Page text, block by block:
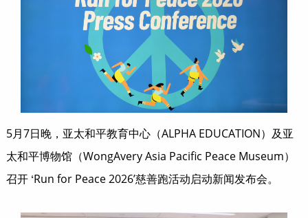
5月7日晚，亚太和平教育中心（ALPHA EDUCATION）及亚
太和平博物馆（WongAvery Asia Pacific Peace Museum）
召开 ‘Run for Peace 2026’慈善跑活动启动新闻发布会。